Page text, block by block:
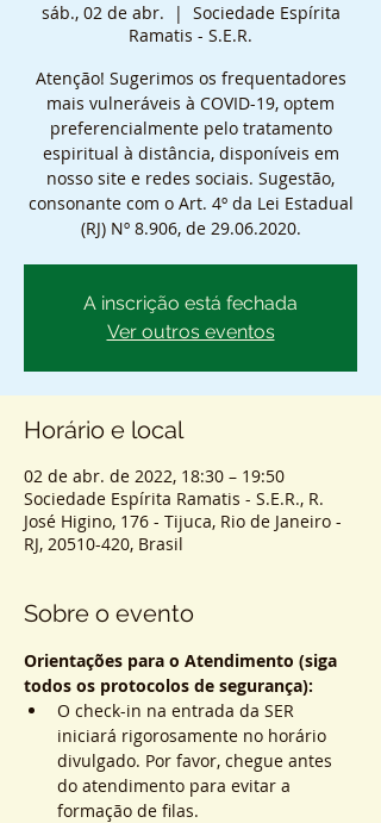
sáb., 02 de abr.
  |
Sociedade Espírita
Ramatis - S.E.R.
Atenção! Sugerimos os frequentadores
mais vulneráveis à COVID-19, optem
preferencialmente pelo tratamento
espiritual à distância, disponíveis em
nosso site e redes sociais. Sugestão,
consonante com o Art. 4º da Lei Estadual
(RJ) Nº 8.906, de 29.06.2020.
A inscrição está fechada
Ver outros eventos
Horário e local
02 de abr. de 2022, 18:30 – 19:50
Sociedade Espírita Ramatis - S.E.R., R.
José Higino, 176 - Tijuca, Rio de Janeiro -
RJ, 20510-420, Brasil
Sobre o evento
Orientações para o Atendimento (siga
todos os protocolos de segurança):
O check-in na entrada da SER
iniciará rigorosamente no horário
divulgado. Por favor, chegue antes
do atendimento para evitar a
formação de filas.